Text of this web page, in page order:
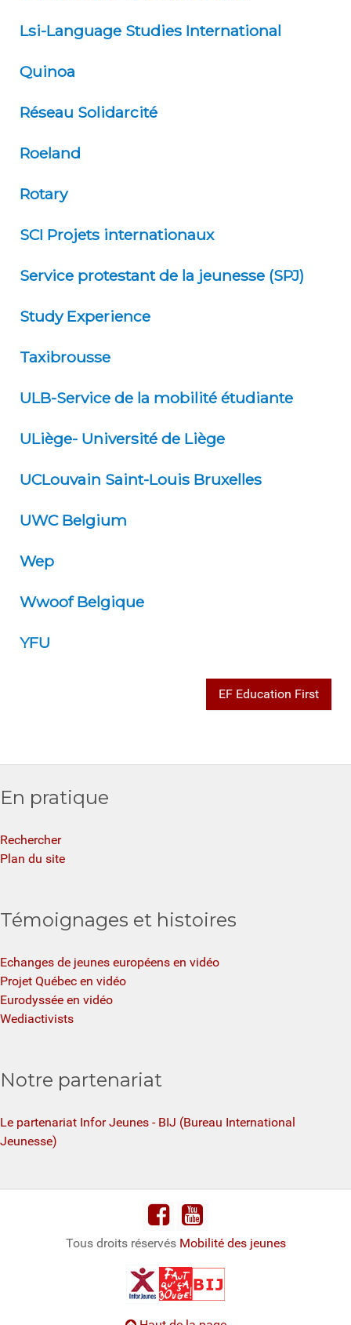
Lsi-Language Studies International
Quinoa
Réseau Solidarcité
Roeland
Rotary
SCI Projets internationaux
Service protestant de la jeunesse (SPJ)
Study Experience
Taxibrousse
ULB-Service de la mobilité étudiante
ULiège- Université de Liège
UCLouvain Saint-Louis Bruxelles
UWC Belgium
Wep
Wwoof Belgique
YFU
EF Education First
En pratique
Rechercher
Plan du site
Témoignages et histoires
Echanges de jeunes européens en vidéo
Projet Québec en vidéo
Eurodyssée en vidéo
Wediactivists
Notre partenariat
Le partenariat Infor Jeunes - BIJ (Bureau International
Jeunesse)
Tous droits réservés Mobilité des jeunes